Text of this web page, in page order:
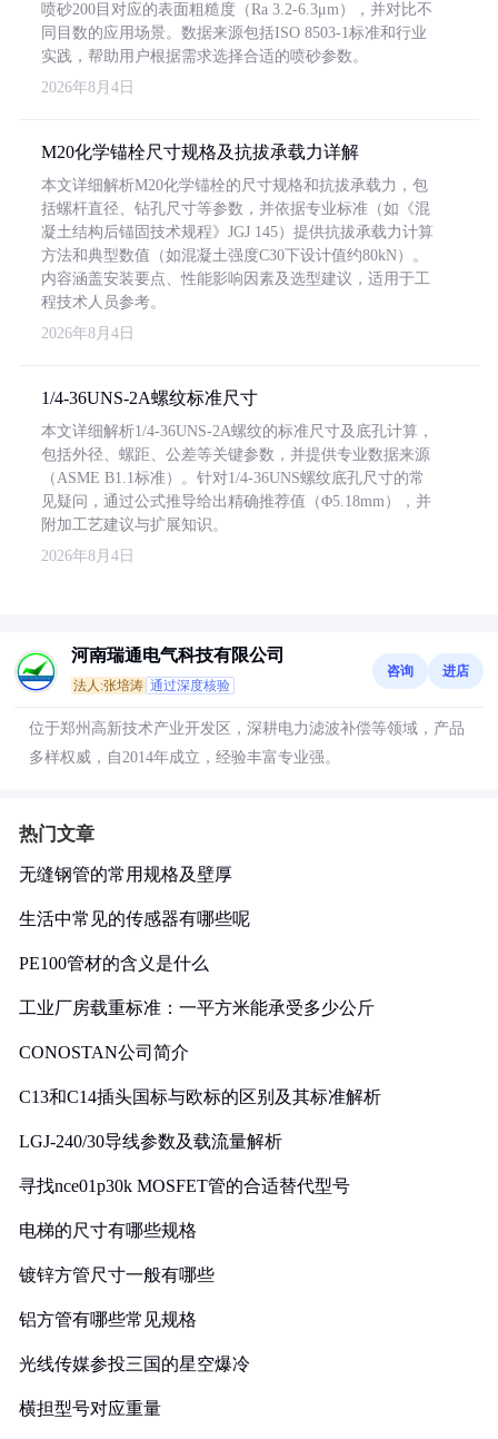
喷砂200目对应的表面粗糙度（Ra 3.2-6.3μm），并对比不
同目数的应用场景。数据来源包括ISO 8503-1标准和行业
实践，帮助用户根据需求选择合适的喷砂参数。
2026年8月4日
M20化学锚栓尺寸规格及抗拔承载力详解
本文详细解析M20化学锚栓的尺寸规格和抗拔承载力，包
括螺杆直径、钻孔尺寸等参数，并依据专业标准（如《混
凝土结构后锚固技术规程》JGJ 145）提供抗拔承载力计算
方法和典型数值（如混凝土强度C30下设计值约80kN）。
内容涵盖安装要点、性能影响因素及选型建议，适用于工
程技术人员参考。
2026年8月4日
1/4-36UNS-2A螺纹标准尺寸
本文详细解析1/4-36UNS-2A螺纹的标准尺寸及底孔计算，
包括外径、螺距、公差等关键参数，并提供专业数据来源
（ASME B1.1标准）。针对1/4-36UNS螺纹底孔尺寸的常
见疑问，通过公式推导给出精确推荐值（Φ5.18mm），并
附加工艺建议与扩展知识。
2026年8月4日
河南瑞通电气科技有限公司
法人:张培涛 通过深度核验
咨询 进店
位于郑州高新技术产业开发区，深耕电力滤波补偿等领域，产品
多样权威，自2014年成立，经验丰富专业强。
热门文章
无缝钢管的常用规格及壁厚
生活中常见的传感器有哪些呢
PE100管材的含义是什么
工业厂房载重标准：一平方米能承受多少公斤
CONOSTAN公司简介
C13和C14插头国标与欧标的区别及其标准解析
LGJ-240/30导线参数及载流量解析
寻找nce01p30k MOSFET管的合适替代型号
电梯的尺寸有哪些规格
镀锌方管尺寸一般有哪些
铝方管有哪些常见规格
光线传媒参投三国的星空爆冷
横担型号对应重量